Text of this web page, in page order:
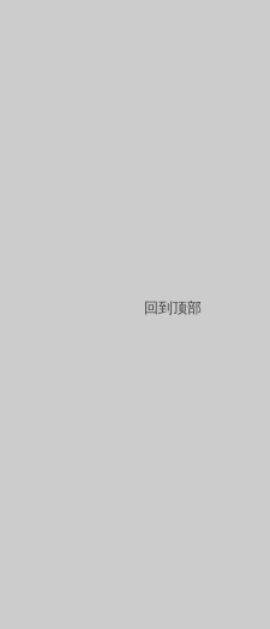
回到顶部